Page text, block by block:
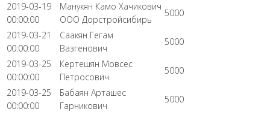
2019-03-19
00:00:00
Манукян Камо Хачикович
ООО Дорстройсибирь
5000
2019-03-21
00:00:00
Саакян Гегам
Вазгенович
5000
2019-03-25
00:00:00
Кертешян Мовсес
Петросович
5000
2019-03-25
00:00:00
Бабаян Арташес
Гарникович
5000